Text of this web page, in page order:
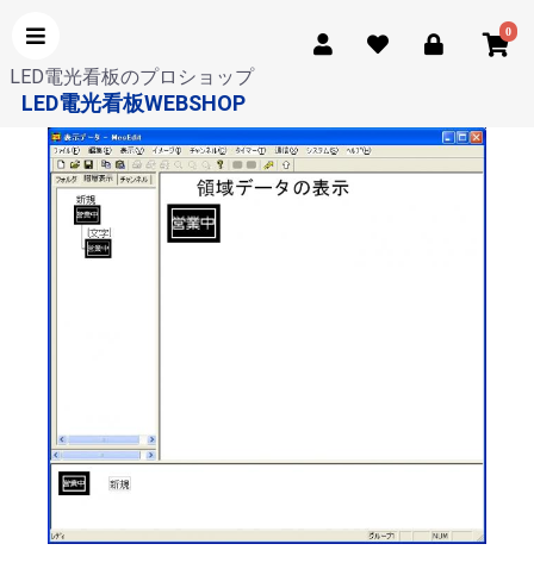
0
LED電光看板のプロショップ
LED電光看板WEBSHOP